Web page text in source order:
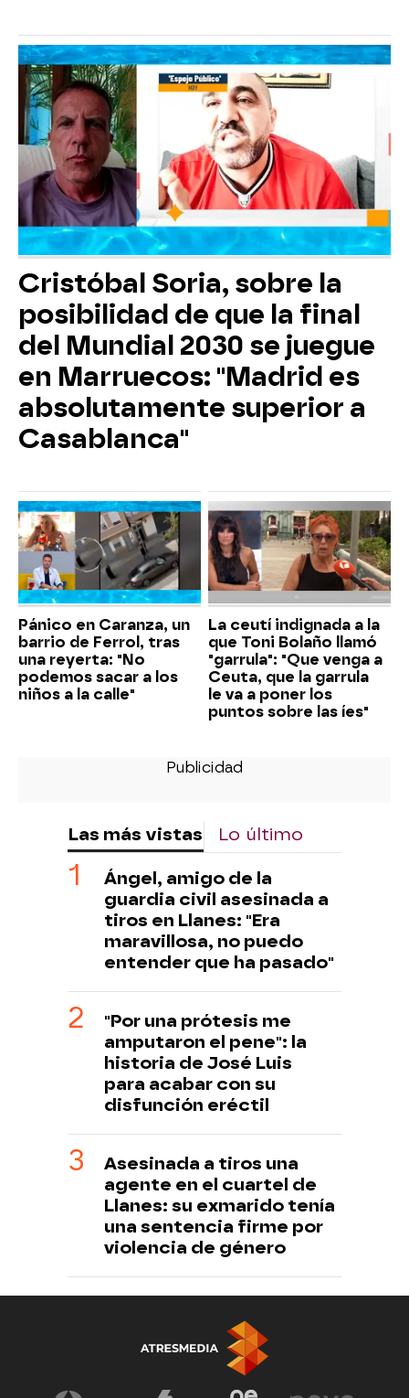
Cristóbal Soria, sobre la
posibilidad de que la final
del Mundial 2030 se juegue
en Marruecos: "Madrid es
absolutamente superior a
Casablanca"
Pánico en Caranza, un
barrio de Ferrol, tras
una reyerta: "No
podemos sacar a los
niños a la calle"
La ceutí indignada a la
que Toni Bolaño llamó
"garrula": "Que venga a
Ceuta, que la garrula
le va a poner los
puntos sobre las íes"
Las más vistas Lo último
Ángel, amigo de la
guardia civil asesinada a
tiros en Llanes: "Era
maravillosa, no puedo
entender que ha pasado"
"Por una prótesis me
amputaron el pene": la
historia de José Luis
para acabar con su
disfunción eréctil
Asesinada a tiros una
agente en el cuartel de
Llanes: su exmarido tenía
una sentencia firme por
violencia de género